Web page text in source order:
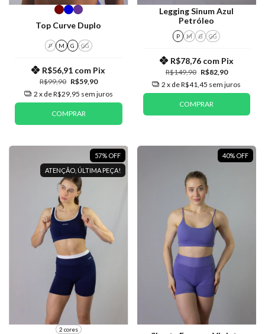
Top Curve Duplo
P M G GG
R$99,90 R$59,90
R$56,91 com Pix
2 x deR$29,95 sem juros
COMPRAR
Legging Sinum Azul
Petróleo
P M G GG
R$149,90 R$82,90
R$78,76 com Pix
2 x deR$41,45 sem juros
COMPRAR
57% OFF
ATENÇÃO, ÚLTIMA PEÇA!
2 cores
40% OFF